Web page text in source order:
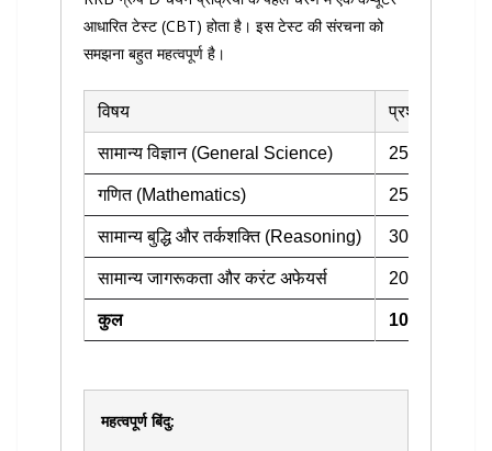
आधारित टेस्ट (CBT) होता है। इस टेस्ट की संरचना को
समझना बहुत महत्वपूर्ण है।
विषय प्रश्नों की संख्या
सामान्य विज्ञान (General Science) 25
गणित (Mathematics) 25
सामान्य बुद्धि और तर्कशक्ति (Reasoning) 30
सामान्य जागरूकता और करंट अफेयर्स 20
कुल 100
महत्वपूर्ण बिंदु: